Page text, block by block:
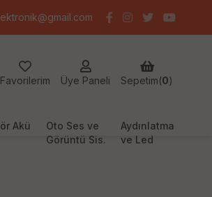
Favorilerim Üye Paneli Sepetim(0)
Akü
Oto Ses ve
Görüntü Sis.
Aydınlatma
ve Led